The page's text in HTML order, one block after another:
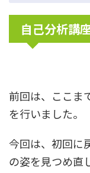
自己分析講
前回は、ここま
を行いました。
今回は、初回に
の姿を見つめ直